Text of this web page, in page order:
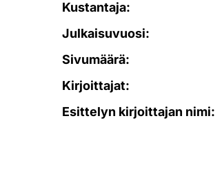
Kustantaja:
Julkaisuvuosi:
Sivumäärä:
Kirjoittajat:
Esittelyn kirjoittajan nimi: